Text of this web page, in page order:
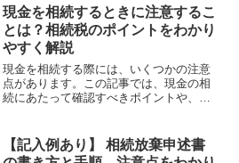
が重要です。この記事では、子どもがい
ない夫婦の相続についてわ...
現金を相続するときに注意するこ
とは？相続税のポイントをわかり
やすく解説
現金を相続する際には、いくつかの注意
点があります。この記事では、現金の相
続にあたって確認すべきポイントや、長
いきます。相続前から注意しておくこと
もあるので、記事を確認し...
【記入例あり】 相続放棄申述書